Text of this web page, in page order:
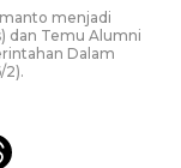
menjadi
dan Temu Alumni
Dalam
2).